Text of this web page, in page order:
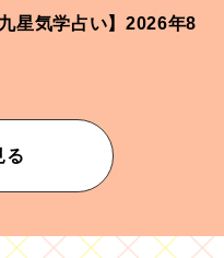
星気学占い】2026年8
る